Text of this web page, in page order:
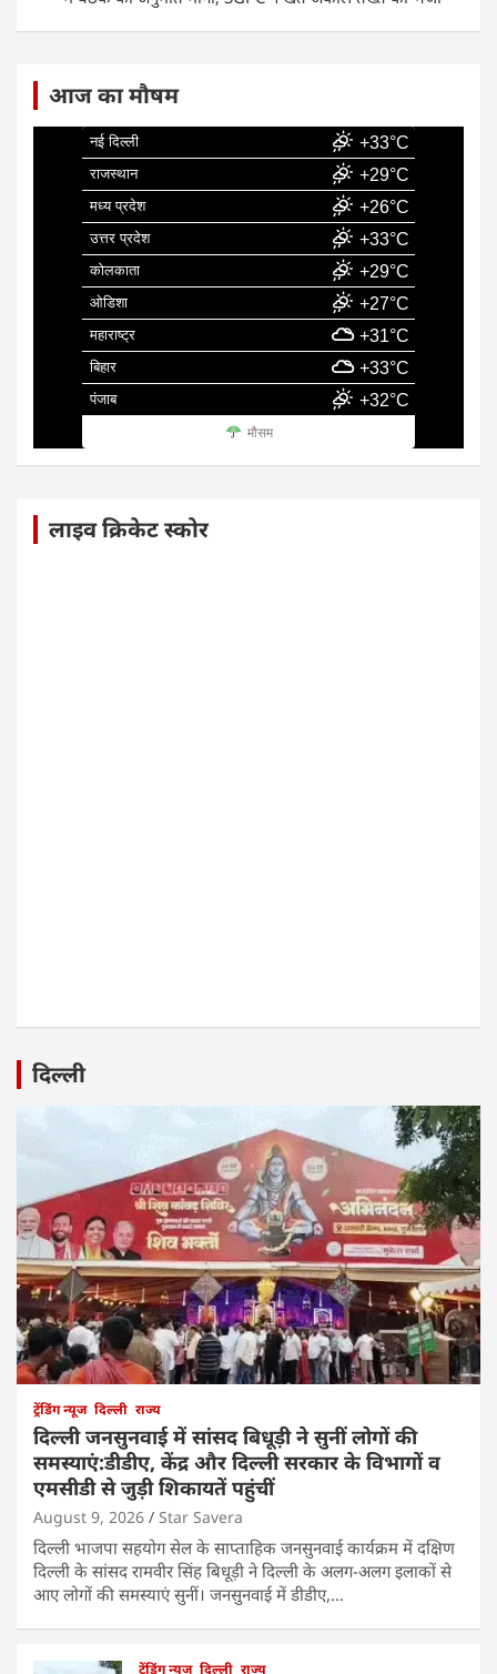
आज का मौषम
नई दिल्ली +33°C
राजस्थान +29°C
मध्य प्रदेश +26°C
उत्तर प्रदेश +33°C
कोलकाता +29°C
ओडिशा +27°C
महाराष्ट्र +31°C
बिहार +33°C
पंजाब +32°C
मौसम
लाइव क्रिकेट स्कोर
दिल्ली
ट्रेंडिंग न्यूज दिल्ली राज्य
दिल्ली जनसुनवाई में सांसद बिधूड़ी ने सुनीं लोगों की
समस्याएं:डीडीए, केंद्र और दिल्ली सरकार के विभागों व
एमसीडी से जुड़ी शिकायतें पहुंचीं
August 9, 2026 Star Savera
दिल्ली भाजपा सहयोग सेल के साप्ताहिक जनसुनवाई कार्यक्रम में दक्षिण
दिल्ली के सांसद रामवीर सिंह बिधूड़ी ने दिल्ली के अलग-अलग इलाकों से
आए लोगों की समस्याएं सुनीं। जनसुनवाई में डीडीए,…
ट्रेंडिंग न्यूज दिल्ली राज्य